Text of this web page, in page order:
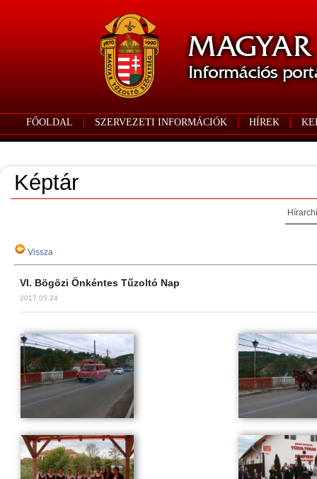
FŐOLDAL SZERVEZETI INFORMÁCIÓK HÍREK
Képtár
Vissza
VI. Bögözi Önkéntes Tűzoltó Nap
2017.05.24